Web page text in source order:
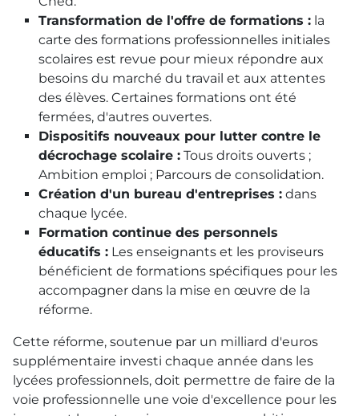
Transformation de l'offre de formations : la
carte des formations professionnelles initiales
scolaires est revue pour mieux répondre aux
besoins du marché du travail et aux attentes
des élèves. Certaines formations ont été
fermées, d'autres ouvertes.
Dispositifs nouveaux pour lutter contre le
décrochage scolaire : Tous droits ouverts ;
Ambition emploi ; Parcours de consolidation.
Création d'un bureau d'entreprises : dans
chaque lycée.
Formation continue des personnels
éducatifs : Les enseignants et les proviseurs
bénéficient de formations spécifiques pour les
accompagner dans la mise en œuvre de la
réforme.
Cette réforme, soutenue par un milliard d'euros
supplémentaire investi chaque année dans les
lycées professionnels, doit permettre de faire de la
voie professionnelle une voie d'excellence pour les